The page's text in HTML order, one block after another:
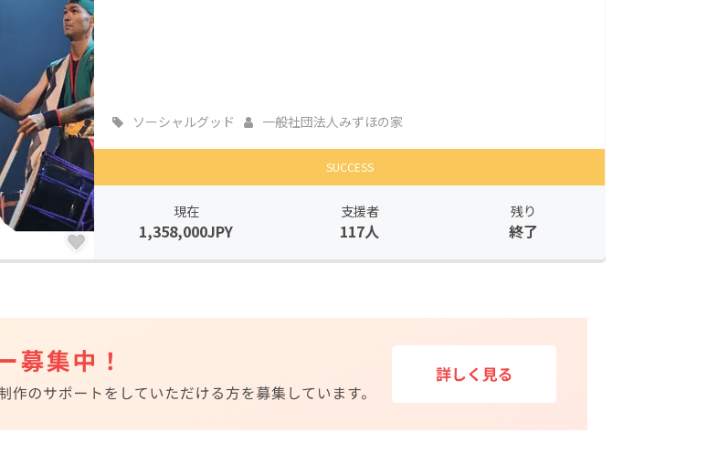
ソーシャルグッド 一般社団法人みずほの家
SUCCESS
現在
1,358,000JPY
支援者
117人
残り
終了